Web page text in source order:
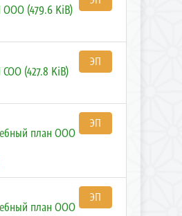
ООО (479.6 KiB)
(427.8 KiB)
ЭП
план ООО
ЭП
план ООО
ЭП